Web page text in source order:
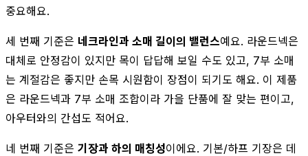
중요해요.
세 번째 기준은 네크라인과 소매 길이의 밸런스예요. 라운드넥은
대체로 안정감이 있지만 목이 답답해 보일 수도 있고, 7부 소매
는 계절감은 좋지만 손목 시원함이 장점이 되기도 해요. 이 제품
은 라운드넥과 7부 소매 조합이라 가을 단품에 잘 맞는 편이고,
아우터와의 간섭도 적어요.
네 번째 기준은 기장과 하의 매칭성이에요. 기본/하프 기장은 데